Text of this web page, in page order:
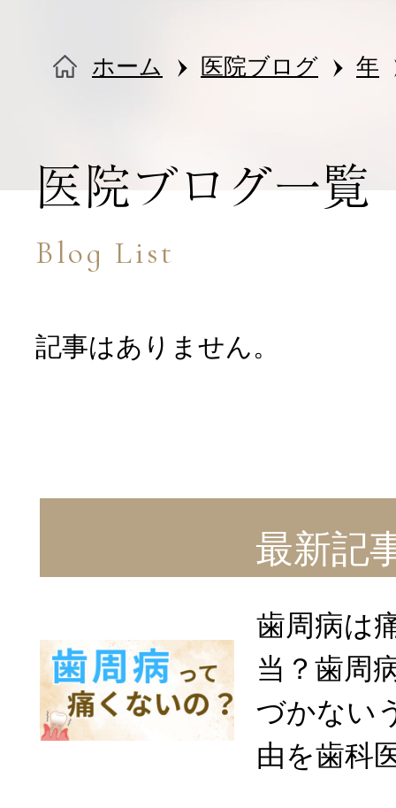
ホーム 医院ブログ 年
医院ブログ一覧
Blog List
記事はありません。
最新記
歯周病は
当？歯周
づかない
由を歯科